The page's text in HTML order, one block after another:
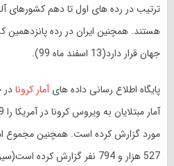
ترتیب در رده های اول تا دهم کشورهای
هستند. همچنین ایران در رده پانزدهمین
جهان قرار دارد(13 اسفند ماه 99).
پایگاه اطلاع رسانی داده هایآمار کرونادر
مورد گزارش کرده است. همچنین مجموع امار
527 هزار و 794 نفر گزارش کرده است(سیزده اسفند 1399).